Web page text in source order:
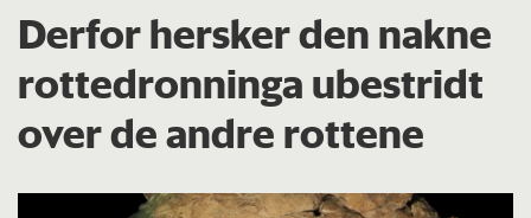
Derfor hersker den nakne
rottedronninga ubestridt
over de andre rottene